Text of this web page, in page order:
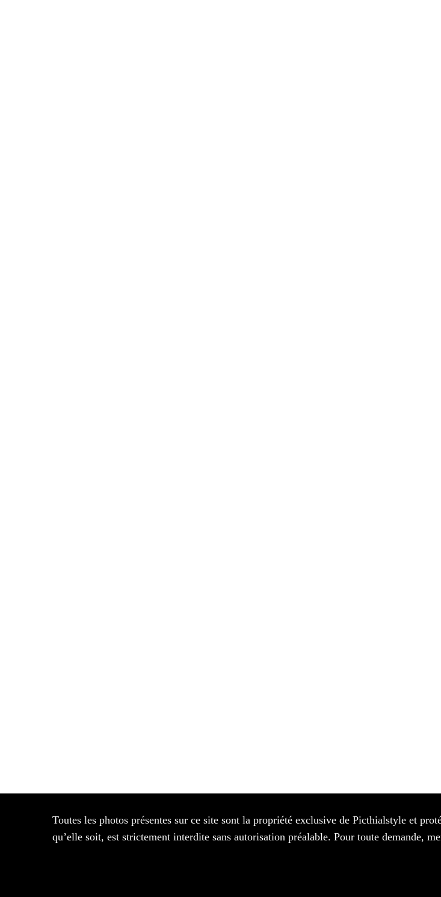
Toutes les photos présentes sur ce site sont la propriété exclusive de Picthialstyle et
qu’elle soit, est strictement interdite sans autorisation préalable. Pour toute demande,